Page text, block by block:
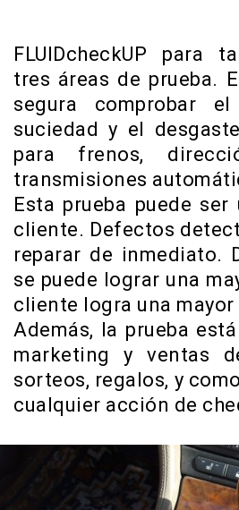
FLUIDcheckUP para
tres áreas de prueba.
segura comprobar
suciedad y el
para frenos,
transmisiones
Esta prueba puede
cliente. Defectos
reparar de inmediato.
se puede lograr una
cliente logra una mayor
Además, la prueba
marketing y ventas
sorteos, regalos, y
cualquier acción de